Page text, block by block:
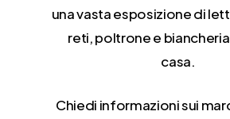
una vasta esposizione di
reti, poltrone e
casa.
Chiedi informazioni sui